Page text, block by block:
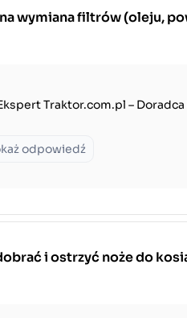
wymiana filtrów (oleju,
Traktor.com.pl –
odpowiedź
i ostrzyć noże do